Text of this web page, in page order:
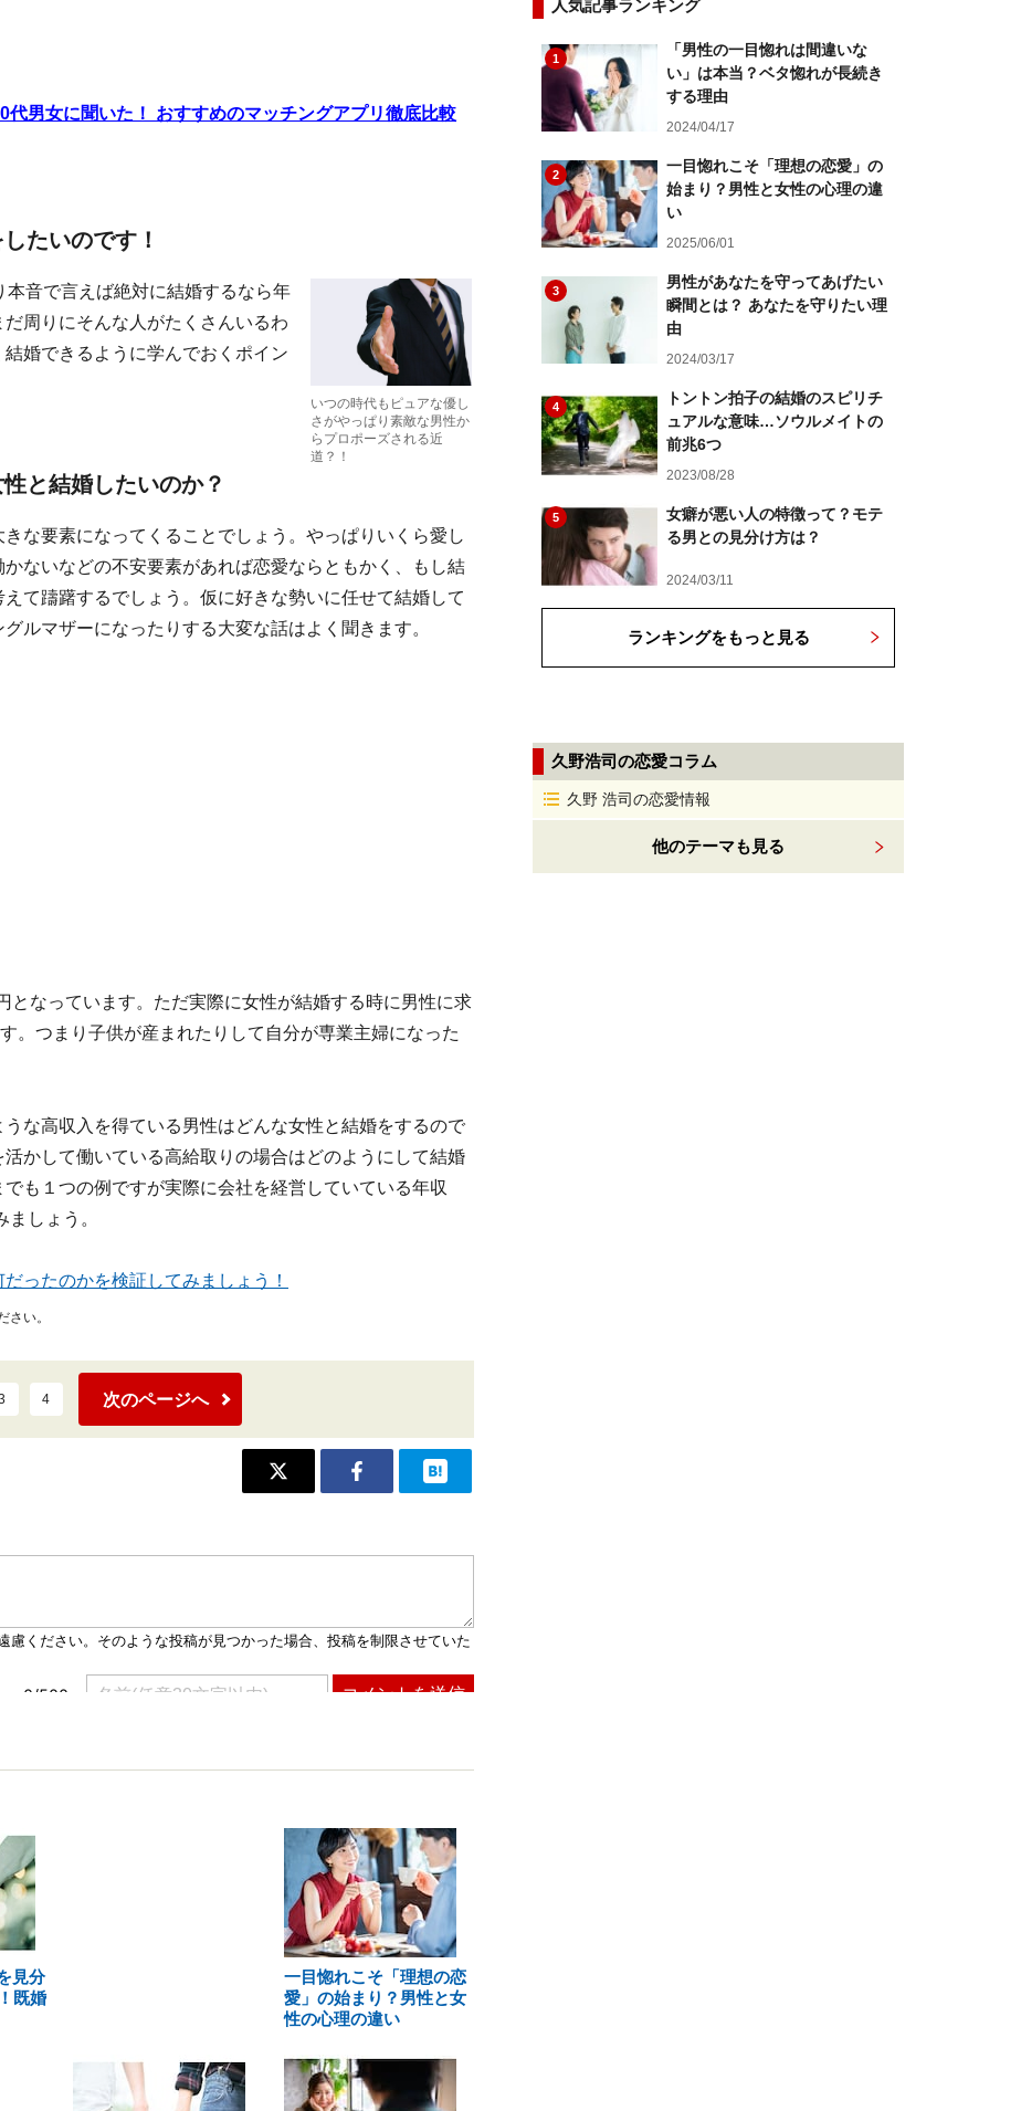
代男女に聞いた！ おすすめのマッチングアプリ徹底比較
たいのです！
いつの時代もピュアな優し
さがやっぱり素敵な男性か
らプロポーズされる近
道？！
音で言えば絶対に結婚するなら年
周りにそんな人がたくさんいるわ
婚できるように学んでおくポイン
と結婚したいのか？
な要素になってくることでしょう。やっぱりいくら愛し
ないなどの不安要素があれば恋愛ならともかく、もし結
て躊躇するでしょう。仮に好きな勢いに任せて結婚して
ルマザーになったりする大変な話はよく聞きます。
となっています。ただ実際に女性が結婚する時に男性に求
。つまり子供が産まれたりして自分が専業主婦になった
な高収入を得ている男性はどんな女性と結婚をするので
かして働いている高給取りの場合はどのようにして結婚
も１つの例ですが実際に会社を経営していている年収
しょう。
ったのかを検証してみましょう！
い。
4 次のページへ
見分
既婚
一目惚れこそ「理想の恋
愛」の始まり？男性と女
性の心理の違い
人気記事ランキング
1
「男性の一目惚れは間違いな
い」は本当？ベタ惚れが長続き
する理由
2024/04/17
2
一目惚れこそ「理想の恋愛」の
始まり？男性と女性の心理の違
い
2025/06/01
3
男性があなたを守ってあげたい
瞬間とは？ あなたを守りたい理
由
2024/03/17
4
トントン拍子の結婚のスピリチ
ュアルな意味…ソウルメイトの
前兆6つ
2023/08/28
5
女癖が悪い人の特徴って？モテ
る男との見分け方は？
2024/03/11
ランキングをもっと見る
久野浩司の恋愛コラム
久野 浩司の恋愛情報
他のテーマも見る